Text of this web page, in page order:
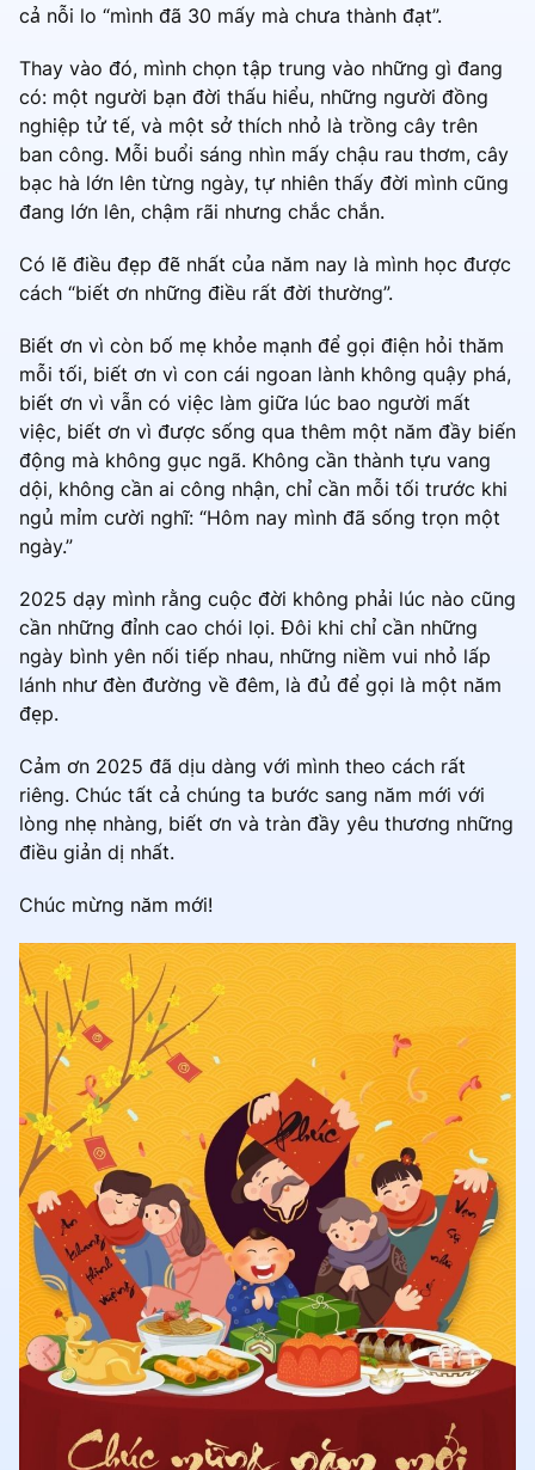
cả nỗi lo “mình đã 30 mấy mà chưa thành đạt”.
Thay vào đó, mình chọn tập trung vào những gì đang
có: một người bạn đời thấu hiểu, những người đồng
nghiệp tử tế, và một sở thích nhỏ là trồng cây trên
ban công. Mỗi buổi sáng nhìn mấy chậu rau thơm, cây
bạc hà lớn lên từng ngày, tự nhiên thấy đời mình cũng
đang lớn lên, chậm rãi nhưng chắc chắn.
Có lẽ điều đẹp đẽ nhất của năm nay là mình học được
cách “biết ơn những điều rất đời thường”.
Biết ơn vì còn bố mẹ khỏe mạnh để gọi điện hỏi thăm
mỗi tối, biết ơn vì con cái ngoan lành không quậy phá,
biết ơn vì vẫn có việc làm giữa lúc bao người mất
việc, biết ơn vì được sống qua thêm một năm đầy biến
động mà không gục ngã. Không cần thành tựu vang
dội, không cần ai công nhận, chỉ cần mỗi tối trước khi
ngủ mỉm cười nghĩ: “Hôm nay mình đã sống trọn một
ngày.”
2025 dạy mình rằng cuộc đời không phải lúc nào cũng
cần những đỉnh cao chói lọi. Đôi khi chỉ cần những
ngày bình yên nối tiếp nhau, những niềm vui nhỏ lấp
lánh như đèn đường về đêm, là đủ để gọi là một năm
đẹp.
Cảm ơn 2025 đã dịu dàng với mình theo cách rất
riêng. Chúc tất cả chúng ta bước sang năm mới với
lòng nhẹ nhàng, biết ơn và tràn đầy yêu thương những
điều giản dị nhất.
Chúc mừng năm mới!